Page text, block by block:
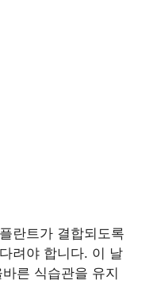
란트가 결합되도록
려야 합니다. 이 날
른 식습관을 유지